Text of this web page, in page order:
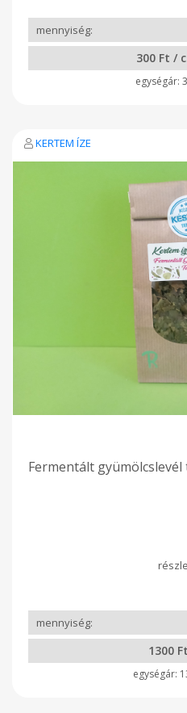
300 Ft /
KERTEM ÍZE
Fermentált gyümölcslevél
1300